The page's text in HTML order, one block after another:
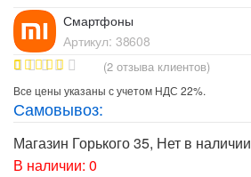
Смартфоны
Артикул: 38608
Рейтинг
5.00из 5
на основе
опроса
1
пользовате
ля
(2 отзыва клиентов)
Все цены указаны с учетом НДС 22%.
Самовывоз:
Магазин Горького 35, Нет в наличии
В наличии: 0